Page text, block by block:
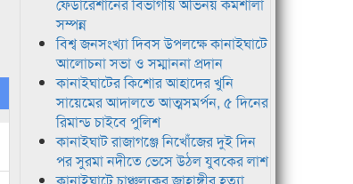
ফেডারেশানের বিভাগীয় অভিনয় কর্মশালা
সম্পন্ন
বিশ্ব জনসংখ্যা দিবস উপলক্ষে কানাইঘাটে
আলোচনা সভা ও সম্মাননা প্রদান
কানাইঘাটের কিশোর আহাদের খুনি
সায়েমের আদালতে আত্মসমর্পন, ৫ দিনের
রিমান্ড চাইবে পুলিশ
কানাইঘাট রাজাগঞ্জে নিখোঁজের দুই দিন
পর সুরমা নদীতে ভেসে উঠল যুবকের লাশ